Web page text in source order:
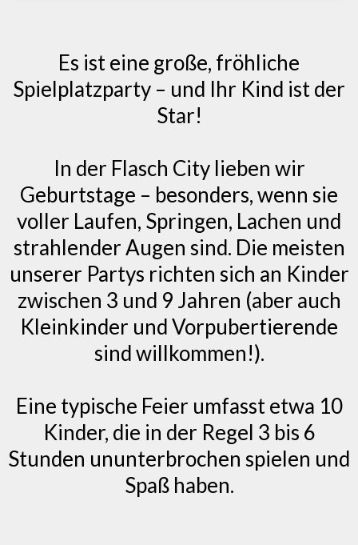
Es ist eine große, fröhliche
Spielplatzparty – und Ihr Kind ist der
Star!
In der Flasch City lieben wir
Geburtstage – besonders, wenn sie
voller Laufen, Springen, Lachen und
strahlender Augen sind. Die meisten
unserer Partys richten sich an Kinder
zwischen 3 und 9 Jahren (aber auch
Kleinkinder und Vorpubertierende
sind willkommen!).
Eine typische Feier umfasst etwa 10
Kinder, die in der Regel 3 bis 6
Stunden ununterbrochen spielen und
Spaß haben.